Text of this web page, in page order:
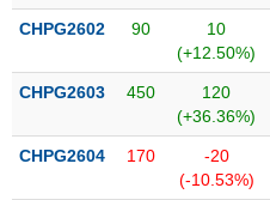
Niêm
Niêm
mới
CHPG2602 90
10
(+12.50%)
CHPG2603 450
120
(+36.36%)
CHPG2604 170
-20
(-10.53%)
PHIẾU
PHÁI